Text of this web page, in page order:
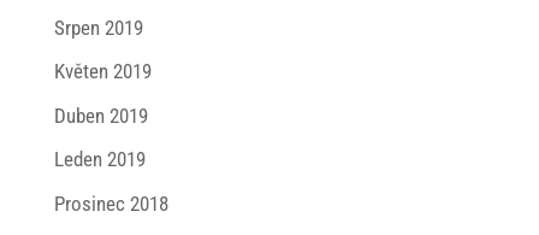
Srpen 2019
Květen 2019
Duben 2019
Leden 2019
Prosinec 2018